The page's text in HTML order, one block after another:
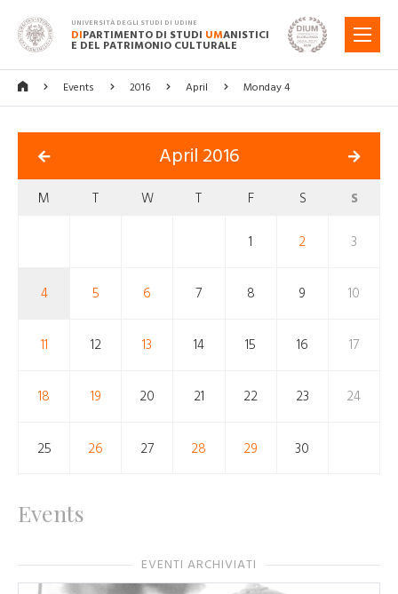
UNIVERSITÀ DEGLI STUDI DI UDINE
DIPARTIMENTO DI STUDI UMANISTICI
E DEL PATRIMONIO CULTURALE
MENU
Events 2016 April Monday 4
April 2016
M T W T F S S
1 2 3
4 5 6 7 8 9 10
11 12 13 14 15 16 17
18 19 20 21 22 23 24
25 26 27 28 29 30
Events
EVENTI ARCHIVIATI